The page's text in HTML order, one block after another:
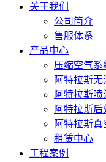
关于我们
公司简介
售服体系
产品中心
压缩空气系
阿特拉斯
阿特拉斯
阿特拉斯
阿特拉斯真
租赁中心
工程案例